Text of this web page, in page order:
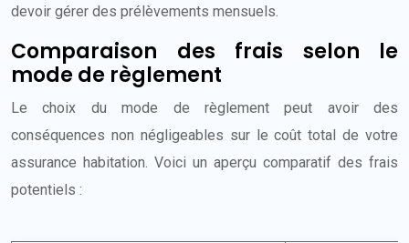
devoir gérer des prélèvements mensuels.
Comparaison des frais selon le
mode de règlement
Le choix du mode de règlement peut avoir des
conséquences non négligeables sur le coût total de votre
assurance habitation. Voici un aperçu comparatif des frais
potentiels :